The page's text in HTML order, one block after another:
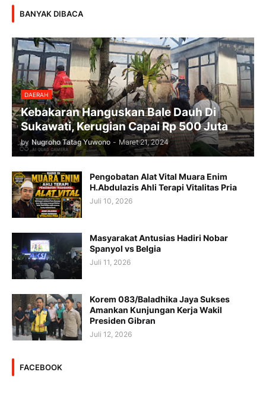
BANYAK DIBACA
DAERAH
Kebakaran Hanguskan Bale Dauh Di
Sukawati, Kerugian Capai Rp 500 Juta
by Nugroho Tatag Yuwono - Maret 21, 2024
Pengobatan Alat Vital Muara Enim
H.Abdulazis Ahli Terapi Vitalitas Pria
Juli 10, 2026
Masyarakat Antusias Hadiri Nobar
Spanyol vs Belgia
Juli 11, 2026
Korem 083/Baladhika Jaya Sukses
Amankan Kunjungan Kerja Wakil
Presiden Gibran
Juli 12, 2026
FACEBOOK